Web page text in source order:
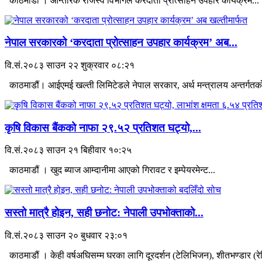
नेपाल सरकारको ‘करदाता प्रोत्साहन उपहार कार्यक्रम’ अब...
वि.सं.२०८३ साउन २२ शुक्रवार ०८:२१
काठमाडौं। आईएमई खल्ती लिमिटेडले नेपाल सरकार, अर्थ मन्त्रालय
कृषि विकास बैंकको नाफा २९.५२ प्रतिशत घट्यो,...
वि.सं.२०८३ साउन २१ बिहीवार १०:२५
काठमाडौं । खुद ब्याज आम्दानीमा आएको गिरावट र इम्पेयरमेन्ट...
सस्तो मात्रै होइन, सही छनोट: नेपाली उपभोक्ताको...
वि.सं.२०८३ साउन २० बुधवार २३:०१
काठमाडौं । केही वर्षअघिसम्म घरका लागि दूरदर्शन (टेलिभिजन), शीतभण्डार